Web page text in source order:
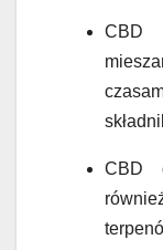
CBD
CBD